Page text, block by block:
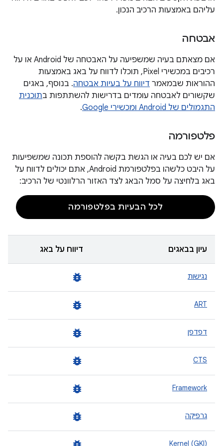
עליהם באמצעות הרכיב הנכון.
אבטחה
אם מצאתם בעיה שמשפיעה על האבטחה של Android או על
רכיבים במכשירי Pixel, תוכלו לדווח על באג באמצעות
ההוראות שבמאמר דיווח על בעיות אבטחה. בנוסף, באגים
שקשורים לאבטחה עומדים בדרישות להשתתפות בתוכנית
התגמולים של Android ומכשירי Google
.
פלטפורמה
אם יש לכם בעיה או הגשת בקשה להוספת תכונה שמשפיעות
על היבט כלשהו בפלטפורמת Android, אתם יכולים לדווח על
באג בלחיצה על סמל הבאג לצד האזור הרלוונטי של הרכיב:
לכל הבעיות בפלטפורמה
עיון בבאגים דיווח על באג
נגישות bug_report
ART
bug_report
דפדפן bug_report
CTS
bug_report
Framework
bug_report
גרפיקה bug_report
Kernel (GKI)